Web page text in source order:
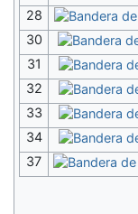
28
30
31
32
33
34
37